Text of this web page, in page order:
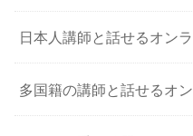
日本人講師と話せるオン
多国籍の講師と話せるオ